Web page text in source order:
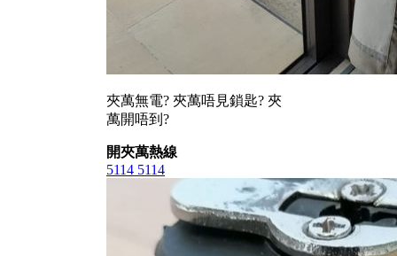
夾萬無電? 夾萬唔見鎖匙? 夾
萬開唔到?
開夾萬熱線
5114 5114